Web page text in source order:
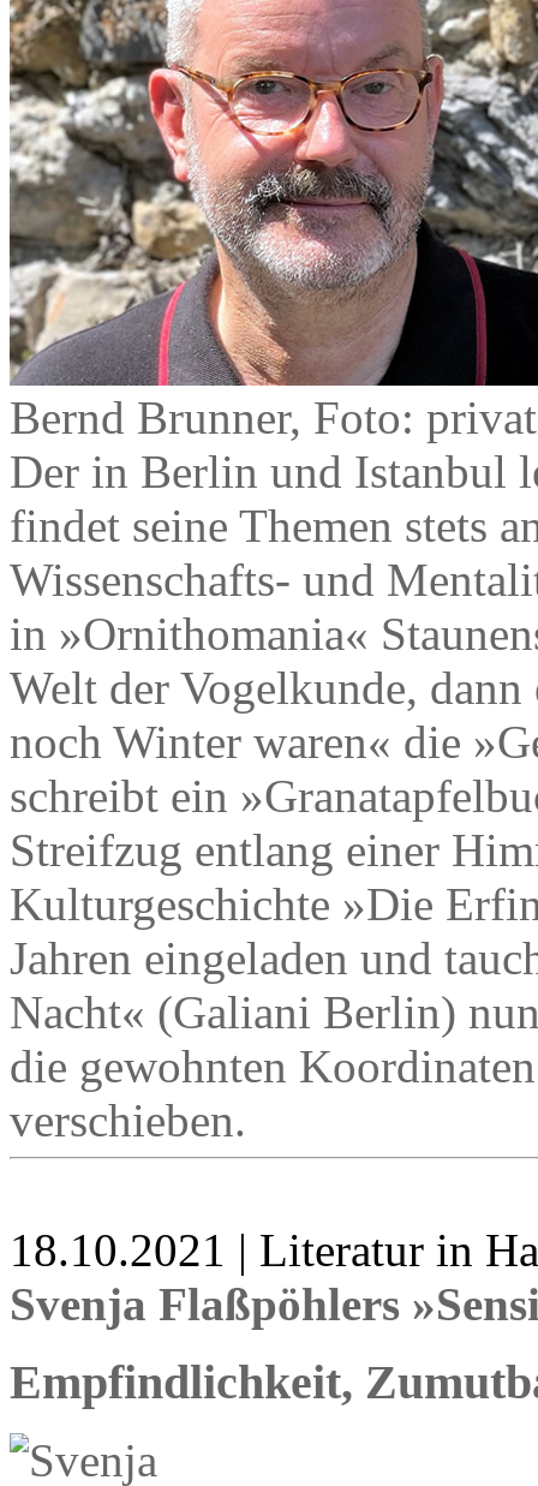
Bernd Brunner, Foto: privat
Der in Berlin und Istanbul
findet seine Themen stets
Wissenschafts- und
in »Ornithomania«
Welt der Vogelkunde,
noch Winter waren« die
schreibt ein
Streifzug entlang einer
Kulturgeschichte »Die
Jahren eingeladen und
Nacht« (Galiani Berlin)
die gewohnten
verschieben.
18.10.2021 | Literatur in
Svenja Flaßpöhlers
Empfindlichkeit,